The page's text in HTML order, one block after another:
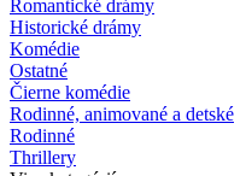
Romantické drámy
Historické drámy
Komédie
Ostatné
Čierne komédie
Rodinné, animované a detské
Rodinné
Thrillery